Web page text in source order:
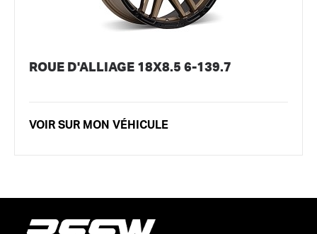
ROUE D'ALLIAGE 18X8.5 6-139.7
VOIR SUR MON VÉHICULE